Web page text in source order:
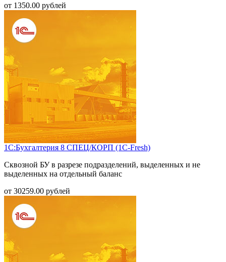
от 1350.00 рублей
1С:Бухгалтерия 8 СПЕЦ/КОРП (1С-Fresh)
Сквозной БУ в разрезе подразделений, выделенных и не
выделенных на отдельный баланс
от 30259.00 рублей